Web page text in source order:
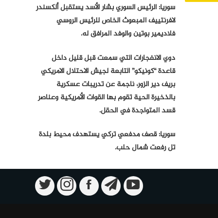
سوريا: الرئيس السوري بشار الأسد يستقبل ألكسندر
لافرنتييف المبعوث الخاص للرئيس الروسي
فلاديمير بوتين والوفد المرافق له.
دوي الانفجارات التي سمعت قبل قليل داخل
قاعدة “كونيكو” التابعة لجيش الاحتلال الامريكي
بريف دير الزور، ناجمة عن تدريبات عسكرية
بالذخيرة الحية تقوم بها القوات الأمريكية وعناصر
قسد المتواجدة في الحقل.
سوريا: قصف مدفعي تركي يستهدف محيط بلدة
تل رفعت شمال حلب.